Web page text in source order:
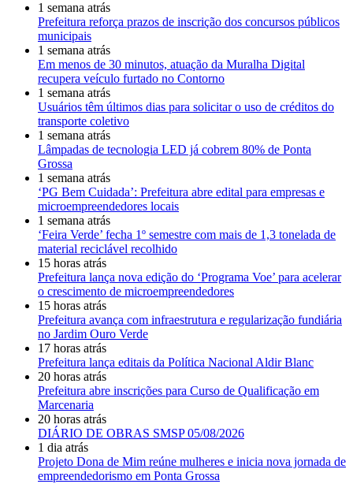
1 semana atrás
Prefeitura reforça prazos de inscrição dos concursos públicos
municipais
1 semana atrás
Em menos de 30 minutos, atuação da Muralha Digital
recupera veículo furtado no Contorno
1 semana atrás
Usuários têm últimos dias para solicitar o uso de créditos do
transporte coletivo
1 semana atrás
Lâmpadas de tecnologia LED já cobrem 80% de Ponta
Grossa
1 semana atrás
‘PG Bem Cuidada’: Prefeitura abre edital para empresas e
microempreendedores locais
1 semana atrás
‘Feira Verde’ fecha 1º semestre com mais de 1,3 tonelada de
material reciclável recolhido
15 horas atrás
Prefeitura lança nova edição do ‘Programa Voe’ para acelerar
o crescimento de microempreendedores
15 horas atrás
Prefeitura avança com infraestrutura e regularização fundiária
no Jardim Ouro Verde
17 horas atrás
Prefeitura lança editais da Política Nacional Aldir Blanc
20 horas atrás
Prefeitura abre inscrições para Curso de Qualificação em
Marcenaria
20 horas atrás
DIÁRIO DE OBRAS SMSP 05/08/2026
1 dia atrás
Projeto Dona de Mim reúne mulheres e inicia nova jornada de
empreendedorismo em Ponta Grossa